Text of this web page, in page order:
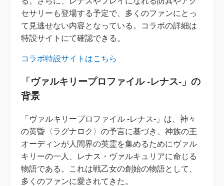
セサリーも登場する予定で、多くのファンにとっ
て見逃せない内容となっている。コラボの詳細は
特設サイトにて確認できる。
コラボ特設サイトはこちら
「ヴァルキリープロファイル -レナス-」の
背景
「ヴァルキリープロファイル -レナス-」は、神々
の黄昏〈ラグナロク〉の予言に基づき、神族の王
オーディンが人間界の英霊を集めるためにヴァル
キリーの一人、レナス・ヴァルキュリアに命じる
物語である。これは戦乙女の創始の物語として、
多くのファンに愛されてきた。